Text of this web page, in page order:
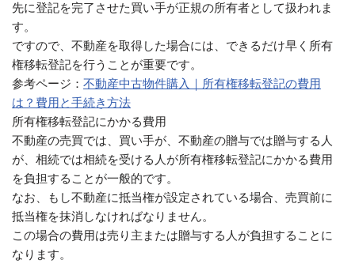
先に登記を完了させた買い手が正規の所有者として扱われま
す。
ですので、不動産を取得した場合には、できるだけ早く所有
権移転登記を行うことが重要です。
参考ページ： 不動産中古物件購入｜所有権移転登記の費用
は？費用と手続き方法
所有権移転登記にかかる費用
不動産の売買では、買い手が、不動産の贈与では贈与する人
が、相続では相続を受ける人が所有権移転登記にかかる費用
を負担することが一般的です。
なお、もし不動産に抵当権が設定されている場合、売買前に
抵当権を抹消しなければなりません。
この場合の費用は売り主または贈与する人が負担することに
なります。